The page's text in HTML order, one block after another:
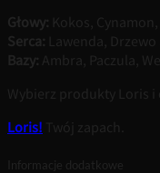
Głowy: Kokos,
Serca: Lawenda, Drzewo
Bazy: Ambra, Paczula,
Wybierz produkty Loris i
Loris! Twój zapach.
Informacje dodatkowe